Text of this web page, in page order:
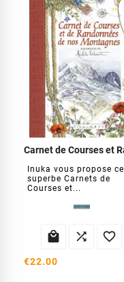
Inuka vous propose ce
superbe Carnets de
Courses et...
  
€22.00